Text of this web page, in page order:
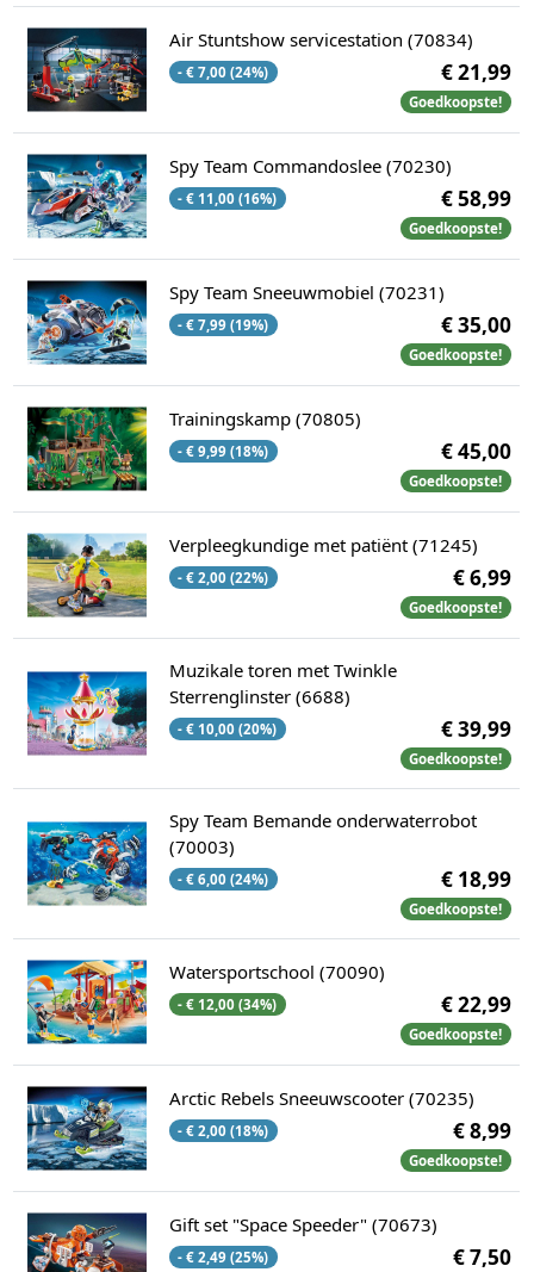
Air Stuntshow servicestation (70834)
- € 7,00 (24%) € 21,99
Goedkoopste!
Spy Team Commandoslee (70230)
- € 11,00 (16%) € 58,99
Goedkoopste!
Spy Team Sneeuwmobiel (70231)
- € 7,99 (19%) € 35,00
Goedkoopste!
Trainingskamp (70805)
- € 9,99 (18%) € 45,00
Goedkoopste!
Verpleegkundige met patiënt (71245)
- € 2,00 (22%) € 6,99
Goedkoopste!
Muzikale toren met Twinkle
Sterrenglinster (6688)
- € 10,00 (20%) € 39,99
Goedkoopste!
Spy Team Bemande onderwaterrobot
(70003)
- € 6,00 (24%) € 18,99
Goedkoopste!
Watersportschool (70090)
- € 12,00 (34%) € 22,99
Goedkoopste!
Arctic Rebels Sneeuwscooter (70235)
- € 2,00 (18%) € 8,99
Goedkoopste!
Gift set "Space Speeder" (70673)
- € 2,49 (25%) € 7,50